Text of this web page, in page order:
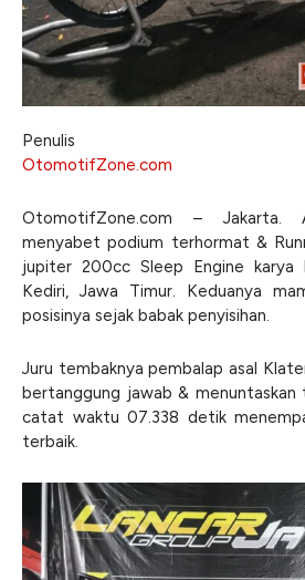
Penulis
OtomotifZone.com
OtomotifZone.com – Jakarta.
menyabet podium terhormat &
jupiter 200cc Sleep Engine karya
Kediri, Jawa Timur. Keduanya
posisinya sejak babak penyisihan.
Juru tembaknya pembalap asal
bertanggung jawab & menuntaskan
catat waktu 07.338 detik
terbaik.